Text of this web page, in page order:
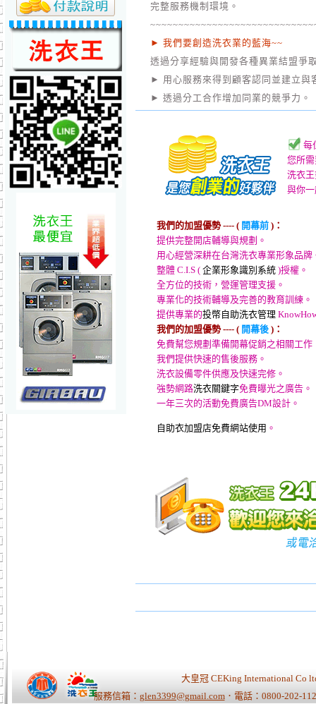
完整服務機制環境。
► 我們要創造洗衣業的藍海~~
透過分享經驗與開發各種異業結盟爭
► 用心服務來得到顧客認同並建立與
► 透過分工合作增加同業的競爭力。
每
您所
洗衣
與你
我們的加盟優勢 ---- ( 開幕前 ) ：
提供完整開店輔導與規劃。
用心經營深耕在台灣洗衣專業形象品牌
整體 C.I.S ( 企業形象識別系統 )授權。
全方位的技術，營運管理支援。
專業化的技術輔導及完善的教育訓練。
提供專業的投幣自助洗衣管理
我們的加盟優勢 ---- ( 開幕後 ) ：
免費幫您規劃準備開幕促銷之相關工作
我們提供快速的售後服務。
洗衣設備零件供應及快速完修。
強勢網路洗衣關鍵字免費曝光之廣告 。
一年三次的活動免費廣告DM設計 。
自助衣加盟店免費網站使用 。
大皇冠 CEKing International Co
服務信箱： glen3399@gmail.com．電話：0800-202-